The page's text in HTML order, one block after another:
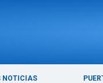
NOTICIAS